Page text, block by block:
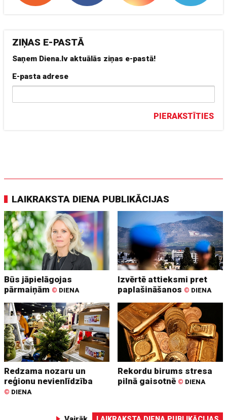
ZIŅAS E-PASTĀ
Saņem Diena.lv aktuālās ziņas e-pastā!
E-pasta adrese
PIERAKSTĪTIES
LAIKRAKSTA DIENA PUBLIKĀCIJAS
Būs jāpielāgojas
pārmaiņām © DIENA
Izvērtē attieksmi pret
paplašināšanos © DIENA
Redzama nozaru un
reģionu nevienlīdzība
© DIENA
Rekordu birums stresa
pilnā gaisotnē © DIENA